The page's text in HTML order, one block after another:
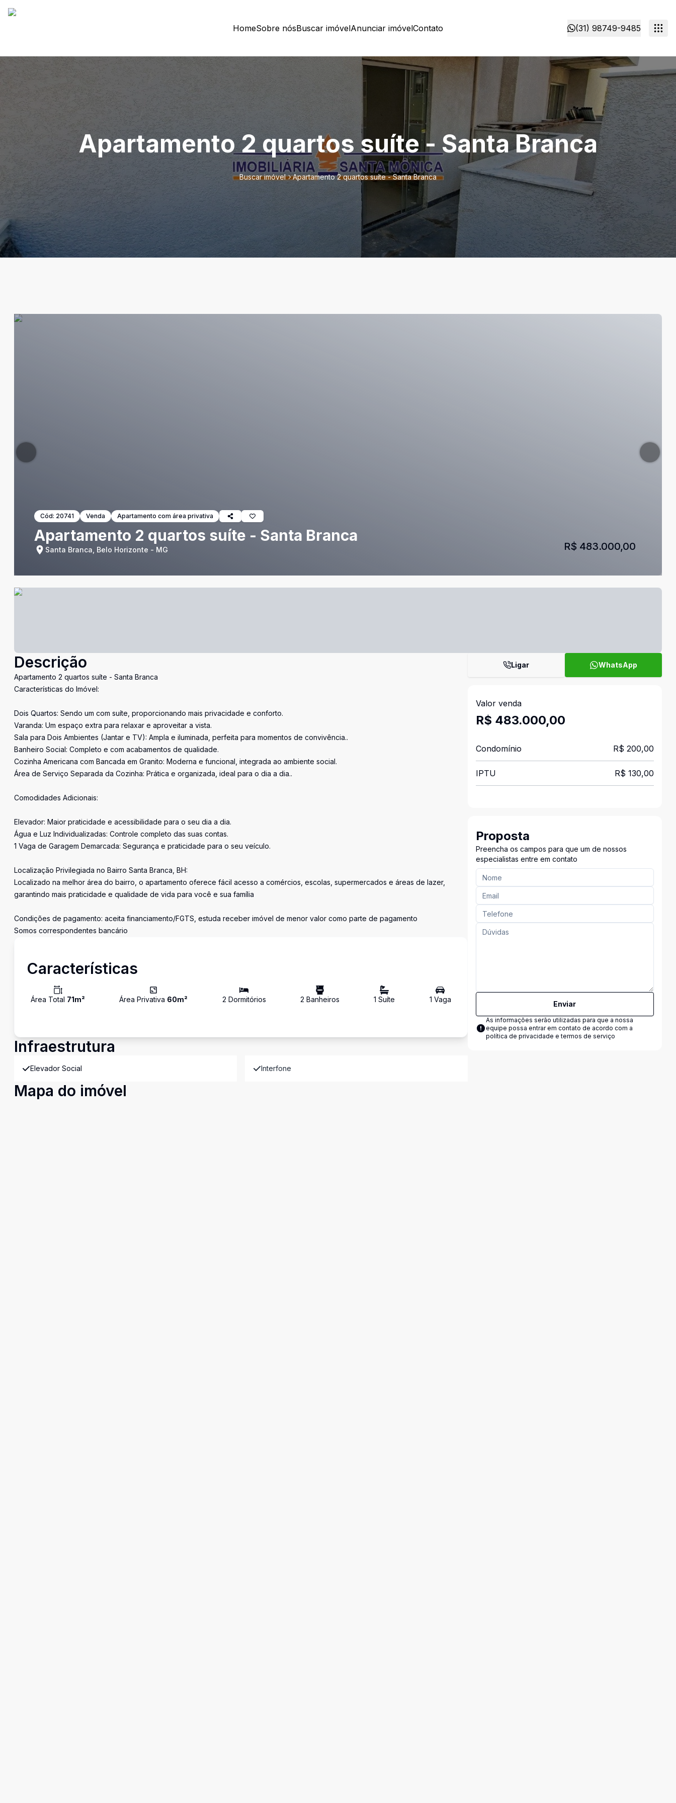
HomeSobre nósBuscar imóvelAnunciar imóvelContato (31) 98749-9485
Apartamento 2 quartos suíte - Santa Branca
Buscar imóvel Apartamento 2 quartos suíte - Santa Branca
Cód: 20741 Venda Apartamento com área privativa
Apartamento 2 quartos suíte - Santa Branca
Santa Branca, Belo Horizonte - MG R$ 483.000,00
Descrição
Apartamento 2 quartos suíte - Santa Branca
Características do Imóvel:
Dois Quartos: Sendo um com suíte, proporcionando mais privacidade e conforto.
Varanda: Um espaço extra para relaxar e aproveitar a vista.
Sala para Dois Ambientes (Jantar e TV): Ampla e iluminada, perfeita para momentos de convivência..
Banheiro Social: Completo e com acabamentos de qualidade.
Cozinha Americana com Bancada em Granito: Moderna e funcional, integrada ao ambiente social.
Área de Serviço Separada da Cozinha: Prática e organizada, ideal para o dia a dia..
Comodidades Adicionais:
Elevador: Maior praticidade e acessibilidade para o seu dia a dia.
Água e Luz Individualizadas: Controle completo das suas contas.
1 Vaga de Garagem Demarcada: Segurança e praticidade para o seu veículo.
Localização Privilegiada no Bairro Santa Branca, BH:
Localizado na melhor área do bairro, o apartamento oferece fácil acesso a comércios, escolas, supermercados e áreas de lazer,
garantindo mais praticidade e qualidade de vida para você e sua família
Condições de pagamento: aceita financiamento/FGTS, estuda receber imóvel de menor valor como parte de pagamento
Somos correspondentes bancário
Características
Área Total 71m² Área Privativa 60m² 2 Dormitórios 2 Banheiros 1 Suíte 1 Vaga
Infraestrutura
Elevador Social Interfone
Mapa do imóvel
Ligar WhatsApp
Valor venda
R$ 483.000,00
Condomínio R$ 200,00
IPTU R$ 130,00
Proposta
Preencha os campos para que um de nossos
especialistas entre em contato
Enviar
As informações serão utilizadas para que a nossa
equipe possa entrar em contato de acordo com a
política de privacidade e termos de serviço